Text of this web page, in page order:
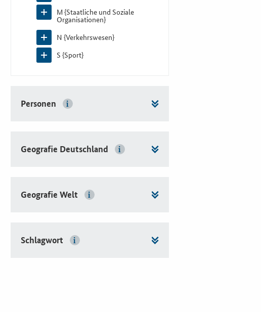
M {Staatliche und Soziale
Organisationen}
N {Verkehrswesen}
S {Sport}
Personen
Geografie Deutschland
Geografie Welt
Schlagwort